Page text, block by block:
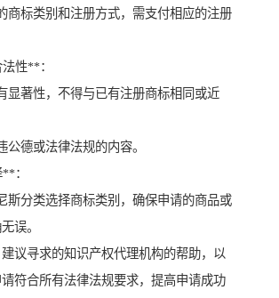
商标类别和注册方式，需支付相应的注册
性**：
显著性，不得与已有注册商标相同或近
德或法律法规的内容。
：
斯分类选择商标类别，确保申请的商品或
误。
议寻求的知识产权代理机构的帮助，以
符合所有法律法规要求，提高申请成功